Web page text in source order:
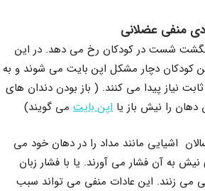
منفی عضلانی
شست در کودکان رخ می دهد. در این
کودکان دچار مشکل اپن بایت می شوند و به
ثابت نیاز پیدا می کنند. ( باز بودن دندان های
را نیش باز یا اپن بایت می گویند)
اشیایی مانند مداد را در دهان خود می
به آن فشار می آورند. یا با فشار زبان
می زنند. این عادات منفی می تواند سبب